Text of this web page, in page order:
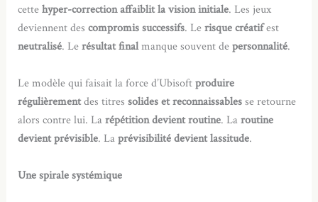
cettehyper-correction affaiblit la vision initiale. Les jeux
deviennent descompromis successifs. Lerisque créatifest
neutralisé. Lerésultat finalmanque souvent depersonnalité.
Le modèle qui faisait la force d’Ubisoftproduire
régulièrementdes titressolides et reconnaissablesse retourne
alors contre lui. Larépétition devient routine. Laroutine
devient prévisible. Laprévisibilité devient lassitude.
Une spirale systémique